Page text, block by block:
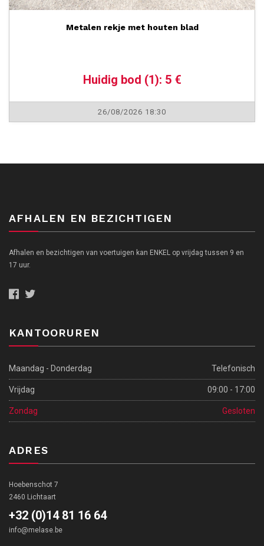
Metalen rekje met houten blad
Huidig bod (1): 5 €
26/08/2026 18:30
AFHALEN EN BEZICHTIGEN
Afhalen en bezichtigen van voertuigen kan ENKEL op vrijdag tussen 9 en
17 uur.
KANTOORUREN
Maandag - Donderdag Telefonisch
Vrijdag 09:00 - 17:00
Zondag Gesloten
ADRES
Hoebenschot 7
2460 Lichtaart
+32 (0)14 81 16 64
info@melase.be